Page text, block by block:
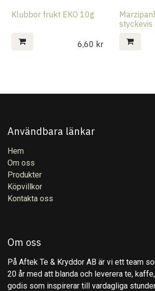
Klubbor frukt EKO 10g
6,60 kr
styckevis
Användbara länkar
Hem
Om oss
Produkter
Köpvillkor
Kontakta oss
Om oss
På Aftek Te & Kryddor AB är vi ett team
20 år med att blanda och leverera te,
godis som inspirerar till vardagliga